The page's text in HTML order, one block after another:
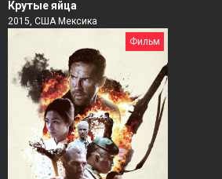
Крутые яйца
2015, США Мексика
Фильм